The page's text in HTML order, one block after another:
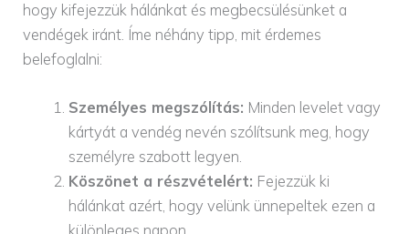
hogy kifejezzük hálánkat és megbecsülésünket a
vendégek iránt. Íme néhány tipp, mit érdemes
belefoglalni:
Személyes megszólítás: Minden levelet vagy
kártyát a vendég nevén szólítsunk meg, hogy
személyre szabott legyen.
Köszönet a részvételért: Fejezzük ki
hálánkat azért, hogy velünk ünnepeltek ezen a